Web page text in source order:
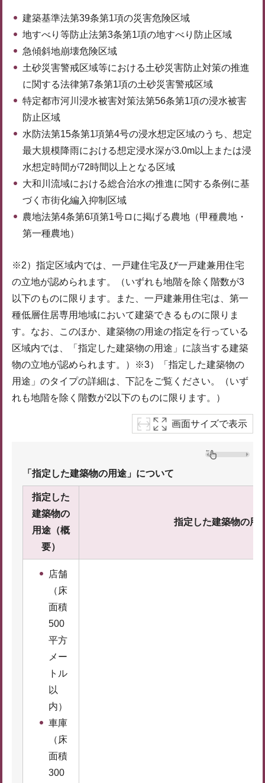
建築基準法第39条第1項の災害危険区域
地すべり等防止法第3条第1項の地すべり防止区域
急傾斜地崩壊危険区域
土砂災害警戒区域等における土砂災害防止対策の推進
に関する法律第7条第1項の土砂災害警戒区域
特定都市河川浸水被害対策法第56条第1項の浸水被害
防止区域
水防法第15条第1項第4号の浸水想定区域のうち、想定
最大規模降雨における想定浸水深が3.0m以上または浸
水想定時間が72時間以上となる区域
大和川流域における総合治水の推進に関する条例に基
づく市街化編入抑制区域
農地法第4条第6項第1号ロに掲げる農地（甲種農地・
第一種農地）
※2）指定区域内では、一戸建住宅及び一戸建兼用住宅
の立地が認められます。（いずれも地階を除く階数が3
以下のものに限ります。また、一戸建兼用住宅は、第一
種低層住居専用地域において建築できるものに限りま
す。なお、このほか、建築物の用途の指定を行っている
区域内では、「指定した建築物の用途」に該当する建築
物の立地が認められます。）※3）「指定した建築物の
用途」のタイプの詳細は、下記をご覧ください。（いず
れも地階を除く階数が2以下のものに限ります。）
画面サイズで表示
「指定した建築物の用途」について
指定した
建築物の
用途（概
要）
指定した建築物の用
店舗
（床
面積
500
平方
メー
トル
以
内）
車庫
（床
面積
300